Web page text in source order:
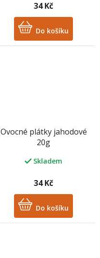
34 Kč
Do košíku
Ovocné plátky jahodové
20g
Skladem
34 Kč
Do košíku